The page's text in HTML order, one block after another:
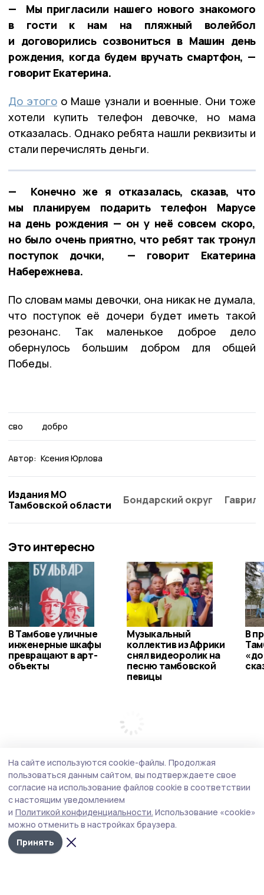
— Мы пригласили нашего нового знакомого
в гости к нам на пляжный волейбол
и договорились созвониться в Машин день
рождения, когда будем вручать смартфон, —
говорит Екатерина.
До этого о Маше узнали и военные. Они тоже
хотели купить телефон девочке, но мама
отказалась. Однако ребята нашли реквизиты и
стали перечислять деньги.
— Конечно же я отказалась, сказав, что
мы планируем подарить телефон Марусе
на день рождения — он у неё совсем скоро,
но было очень приятно, что ребят так тронул
поступок дочки, — говорит Екатерина
Набережнева.
По словам мамы девочки, она никак не думала,
что поступок её дочери будет иметь такой
резонанс. Так маленькое доброе дело
обернулось большим добром для общей
Победы.
сво добро
Автор: Ксения Юрлова
Издания МО
Тамбовской области
Бондарский округ
Это интересно
В Тамбове уличные
инженерные шкафы
превращают в арт-
объекты
Музыкальный
коллектив из Африки
снял видеоролик на
песню тамбовской
певицы
В
На сайте используются cookie-файлы. Продолжая
пользоваться данным сайтом, вы подтверждаете свое
согласие на использование файлов cookie в соответствии
с настоящим уведомлением
и Политикой конфиденциальности. Использование «cookie»
можно отменить в настройках браузера.
Принять